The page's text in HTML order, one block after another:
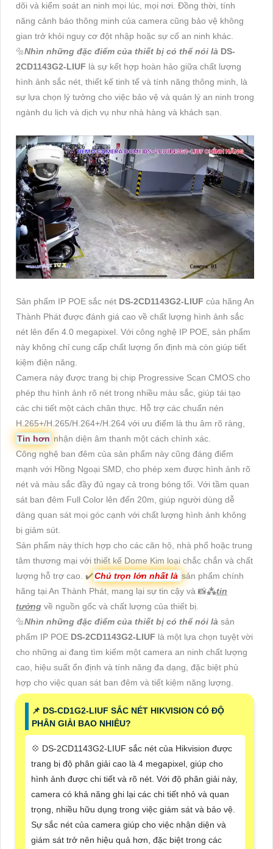
dõi và kiểm soát an ninh mọi lúc, mọi nơi. Đồng thời, tính
năng cảnh báo thông minh của camera cũng bảo vệ không
gian trở khỏi nguy cơ đột nhập hoặc sự cố an ninh khác.
🔩Nhìn những đặc điểm của thiết bị có thể nói là DS-
2CD1143G2-LIUF là sự kết hợp hoàn hảo giữa chất lượng
hình ảnh sắc nét, thiết kế tinh tế và tính năng thông minh, là
sự lựa chọn lý tưởng cho việc bảo vệ và quản lý an ninh trong
ngành du lịch và dịch vụ như nhà hàng và khách sạn.
Sản phẩm IP POE sắc nét DS-2CD1143G2-LIUF của hãng An
Thành Phát được đánh giá cao về chất lượng hình ảnh sắc
nét lên đến 4.0 megapixel. Với công nghệ IP POE, sản phẩm
này không chỉ cung cấp chất lượng ổn định mà còn giúp tiết
kiệm điện năng.
Camera này được trang bị chip Progressive Scan CMOS cho
phép thu hình ảnh rõ nét trong nhiều màu sắc, giúp tái tạo
các chi tiết một cách chân thực. Hỗ trợ các chuẩn nén
H.265+/H.265/H.264+/H.264 với ưu điểm là thu âm rõ ràng,
Tin hơn nhận diện âm thanh một cách chính xác.
Công nghệ ban đêm của sản phẩm này cũng đáng điểm
mạnh với Hồng Ngoại SMD, cho phép xem được hình ảnh rõ
nét và màu sắc đầy đủ ngay cả trong bóng tối. Với tầm quan
sát ban đêm Full Color lên đến 20m, giúp người dùng dễ
dàng quan sát mọi góc cạnh với chất lượng hình ảnh không
bị giảm sút.
Sản phẩm này thích hợp cho các căn hộ, nhà phố hoặc trung
tâm thương mại với thiết kế Dome Kim loại chắc chắn và chất
lượng hỗ trợ cao. ✔️Chú trọn lớn nhất là sản phẩm chính
hãng tại An Thành Phát, mang lại sự tin cậy và 📸⁂tin
tưởng về nguồn gốc và chất lượng của thiết bị.
🔩Nhìn những đặc điểm của thiết bị có thể nói là sản
phẩm IP POE DS-2CD1143G2-LIUF là một lựa chọn tuyệt vời
cho những ai đang tìm kiếm một camera an ninh chất lượng
cao, hiệu suất ổn định và tính năng đa dạng, đặc biệt phù
hợp cho việc quan sát ban đêm và tiết kiệm năng lượng.
📌 DS-CD1G2-LIUF SẮC NÉT HIKVISION CÓ ĐỘ
PHÂN GIẢI BAO NHIÊU?
💠 DS-2CD1143G2-LIUF sắc nét của Hikvision được
trang bị độ phân giải cao là 4 megapixel, giúp cho
hình ảnh được chi tiết và rõ nét. Với độ phân giải này,
camera có khả năng ghi lại các chi tiết nhỏ và quan
trọng, nhiều hữu dụng trong việc giám sát và bảo vệ.
Sự sắc nét của camera giúp cho việc nhận diện và
giám sát trở nên hiệu quả hơn, đặc biệt trong các